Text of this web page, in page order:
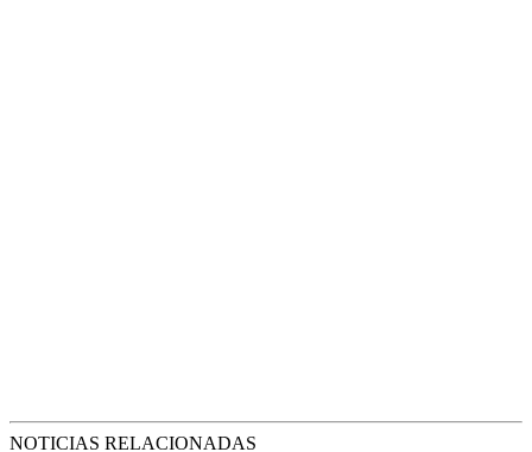
NOTICIAS RELACIONADAS